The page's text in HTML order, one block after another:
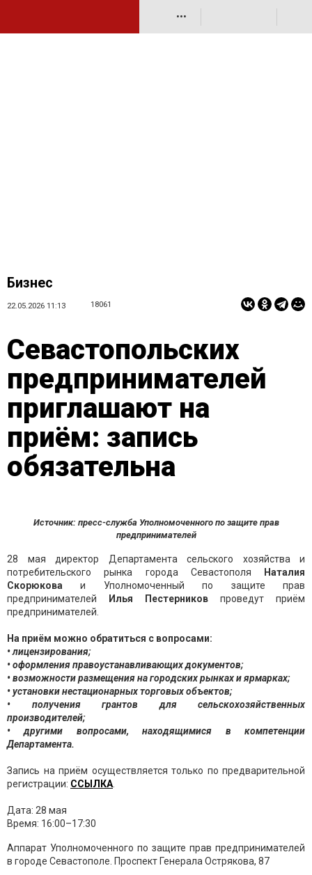
•••
Бизнес
22.05.2026 11:13 18061
Севастопольских
предпринимателей
приглашают на
приём: запись
обязательна
Источник: пресс-служба Уполномоченного по защите прав
предпринимателей
28 мая директор Департамента сельского хозяйства и
потребительского рынка города Севастополя
Наталия
Скорюкова и Уполномоченный по защите прав
предпринимателей
Илья Пестерников проведут приём
предпринимателей.
На приём можно обратиться с вопросами:
• лицензирования;
• оформления правоустанавливающих документов;
• возможности размещения на городских рынках и ярмарках;
• установки нестационарных торговых объектов;
• получения грантов для сельскохозяйственных
производителей;
• другими вопросами, находящимися в компетенции
Департамента.
Запись на приём осуществляется только по предварительной
регистрации: ССЫЛКА
Дата: 28 мая
Время: 16:00–17:30
Аппарат Уполномоченного по защите прав предпринимателей
в городе Севастополе. Проспект Генерала Острякова, 87